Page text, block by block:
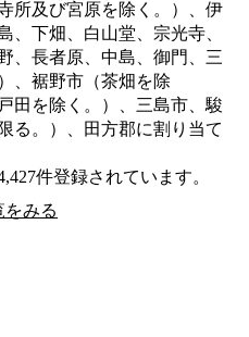
所及び宮原を除く。）、伊
、下畑、白山堂、宗光寺、
、長者原、中島、御門、三
、裾野市（茶畑を除
田を除く。）、三島市、駿
る。）、田方郡に割り当て
件登録されています。
をみる